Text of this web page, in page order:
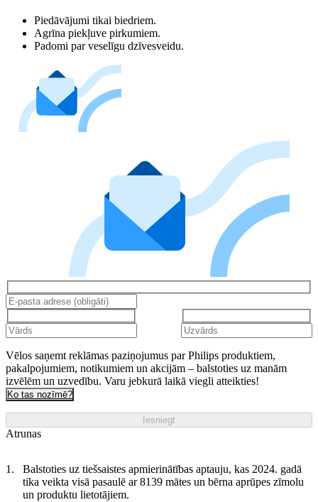
Piedāvājumi tikai biedriem.
Agrīna piekļuve pirkumiem.
Padomi par veselīgu dzīvesveidu.
Vēlos saņemt reklāmas paziņojumus par Philips produktiem,
pakalpojumiem, notikumiem un akcijām – balstoties uz manām
izvēlēm un uzvedību. Varu jebkurā laikā viegli atteikties!
Ko tas nozīmē?
Iesniegt
Atrunas
Balstoties uz tiešsaistes apmierinātības aptauju, kas 2024. gadā
tika veikta visā pasaulē ar 8139 mātes un bērna aprūpes zīmolu
un produktu lietotājiem.